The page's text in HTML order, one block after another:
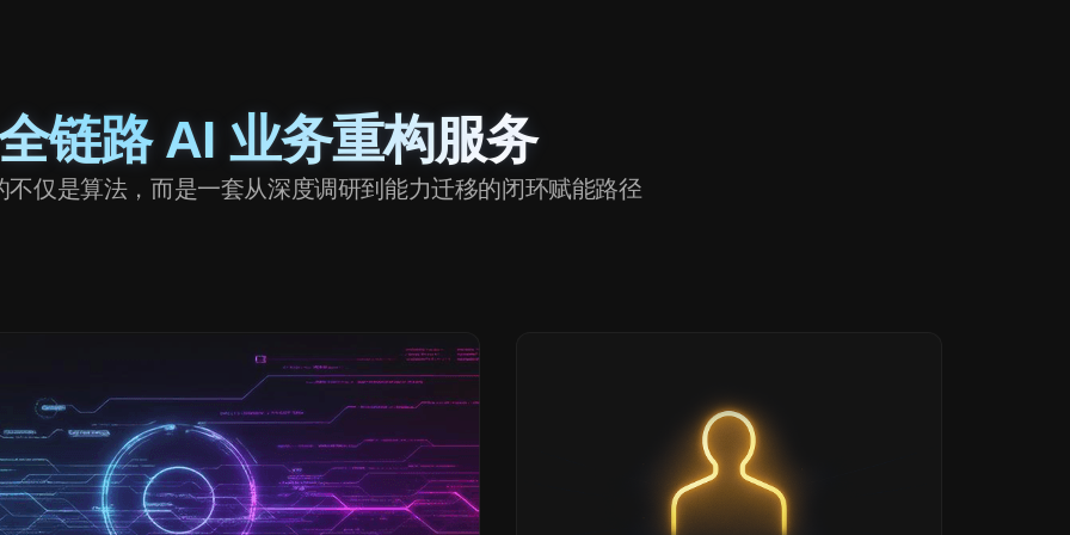
链路 AI 业务重构服务
不仅是算法，而是一套从深度调研到能力迁移的闭环赋能路径